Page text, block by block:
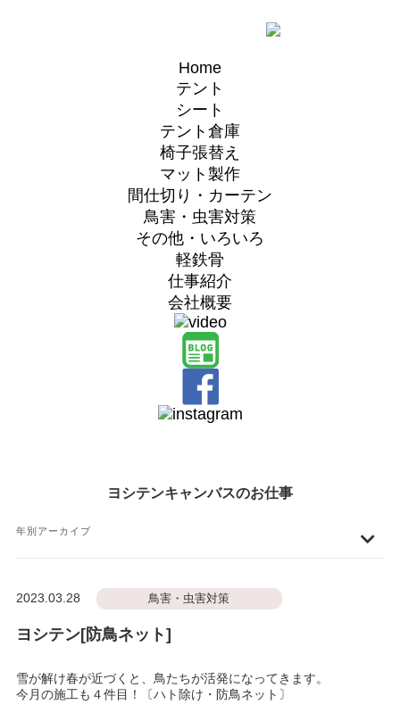
Home
テント
シート
テント倉庫
椅子張替え
マット製作
間仕切り・カーテン
鳥害・虫害対策
その他・いろいろ
軽鉄骨
仕事紹介
会社概要
ヨシテンキャンバスのお仕事
年別アーカイブ
2023.03.28 鳥害・虫害対策
ヨシテン[防鳥ネット]
雪が解け春が近づくと、鳥たちが活発になってきます。
今月の施工も４件目！〔ハト除け・防鳥ネット〕